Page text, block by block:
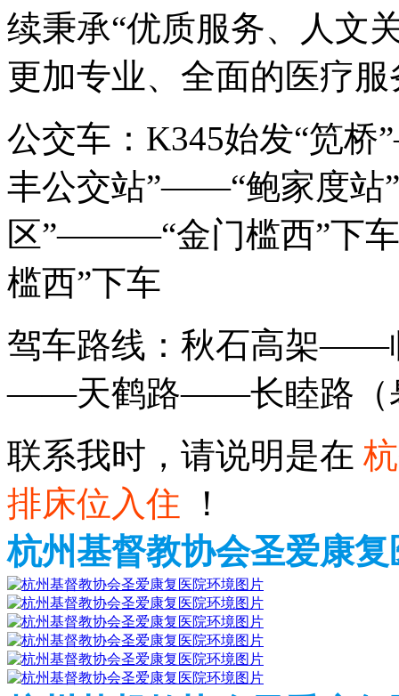
续秉承“优质服务、人文
更加专业、全面的医疗服
公交车：K345始发“笕
丰公交站”——“鲍家度站
区”———“金门槛西”下
槛西”下车
驾车路线：秋石高架
——天鹤路——长睦路（
联系我时，请说明是在
排床位入住 ！
杭州基督教协会圣爱康